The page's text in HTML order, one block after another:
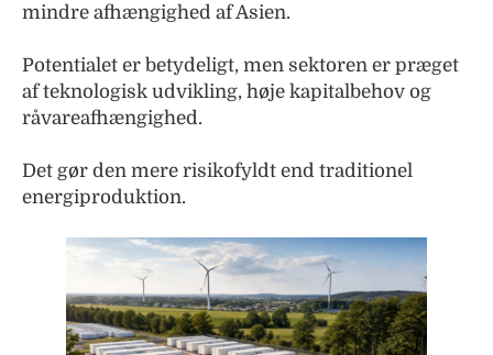
mindre afhængighed af Asien.
Potentialet er betydeligt, men sektoren er præget
af teknologisk udvikling, høje kapitalbehov og
råvareafhængighed.
Det gør den mere risikofyldt end traditionel
energiproduktion.